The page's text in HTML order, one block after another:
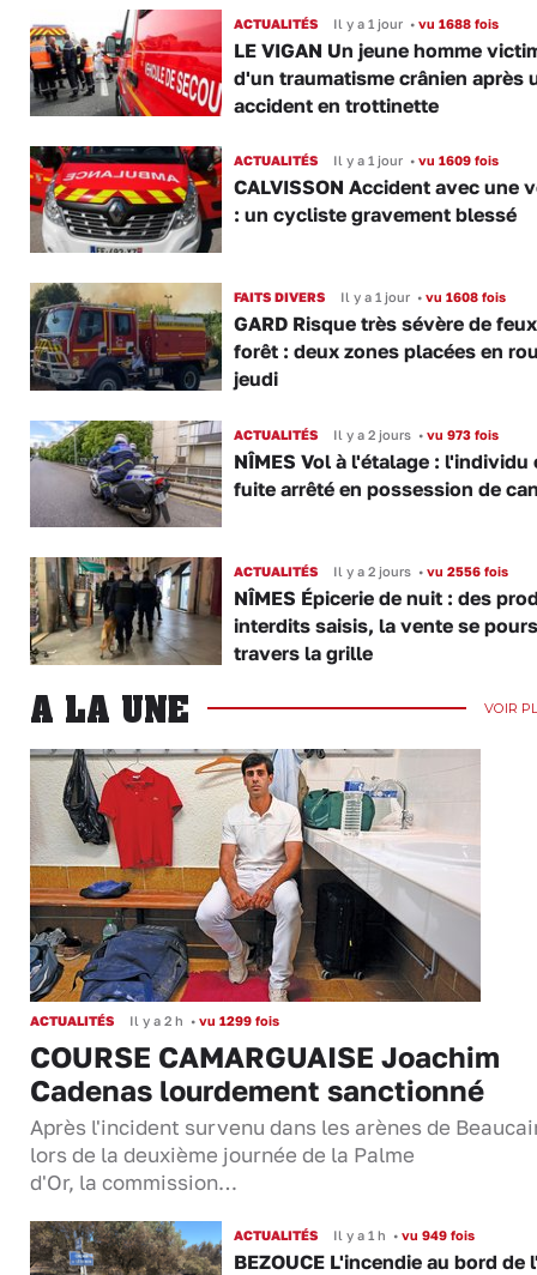
ACTUALITÉS Il y a 1 jour •vu 1688 fois
LE VIGAN Un jeune homme
d'un traumatisme crânien après
accident en trottinette
ACTUALITÉS Il y a 1 jour •vu 1609 fois
CALVISSON Accident avec une
: un cycliste gravement blessé
FAITS DIVERS Il y a 1 jour •vu 1608 fois
GARD Risque très sévère de
forêt : deux zones placées en
jeudi
ACTUALITÉS Il y a 2 jours •vu 973 fois
NÎMES Vol à l'étalage : l'individu
fuite arrêté en possession de
ACTUALITÉS Il y a 2 jours •vu 2556 fois
NÎMES Épicerie de nuit : des
interdits saisis, la vente se
travers la grille
A LA UNE VOIR
ACTUALITÉS Il y a 2 h • vu 1299 fois
COURSE CAMARGUAISE Joachim
Cadenas lourdement sanctionné
Après l'incident survenu dans les arènes de
lors de la deuxième journée de la Palme
d'Or, la commission…
ACTUALITÉS Il y a 1 h •vu 949 fois
BEZOUCE L'incendie au bord de